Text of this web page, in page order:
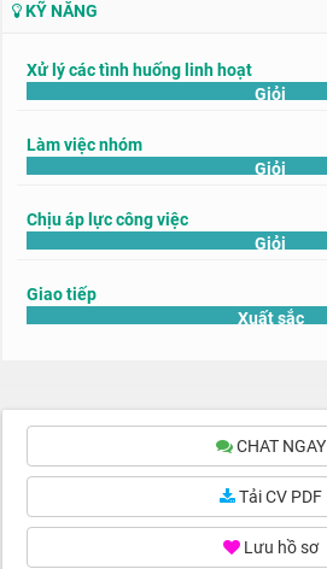
KỸ NĂNG
Xử lý các tình huống linh hoạt
Giỏi
Làm việc nhóm
Giỏi
Chịu áp lực công việc
Giỏi
Giao tiếp
Xuất sắc
CHAT NGAY
Tải CV PDF
Lưu hồ sơ